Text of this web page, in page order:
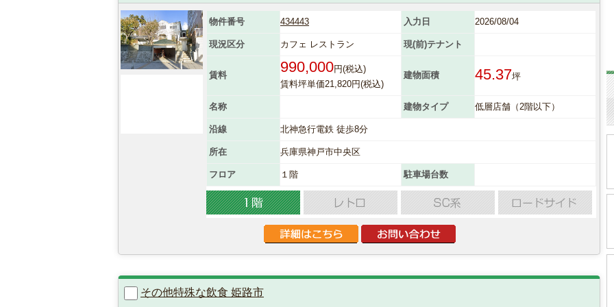
物件番号 434443 入力日 2026/08/04
現況区分 カフェ レストラン 現(前)テナント
賃料 990,000円(税込)
賃料坪単価21,820円(税込)
建物面積 45.37坪
名称 建物タイプ 低層店舗（2階以下）
沿線 北神急行電鉄 徒歩8分
所在 兵庫県神戸市中央区
フロア １階 駐車場台数
その他特殊な飲食 姫路市